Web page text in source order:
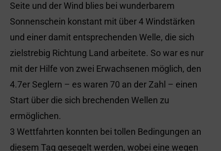
Seite und der Wind blies bei wunderbarem
Sonnenschein konstant mit über 4 Windstärken
und einer damit entsprechenden Welle, die sich
zielstrebig Richtung Land arbeitete. So war es nur
mit der Hilfe von zwei Erwachsenen möglich, den
4.7er Seglern – es waren 70 an der Zahl – einen
Start über die sich brechenden Wellen zu
ermöglichen.
3 Wettfahrten konnten bei tollen Bedingungen an
diesem Tag gesegelt werden, wobei eine wegen